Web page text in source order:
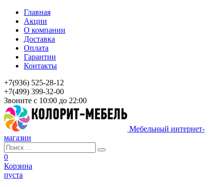
Главная
Акции
О компании
Доставка
Оплата
Гарантии
Контакты
+7(936) 525-28-12
+7(499) 399-32-00
Звоните с 10:00 до 22:00
Мебельный интернет-
магазин
0
Корзина
пуста